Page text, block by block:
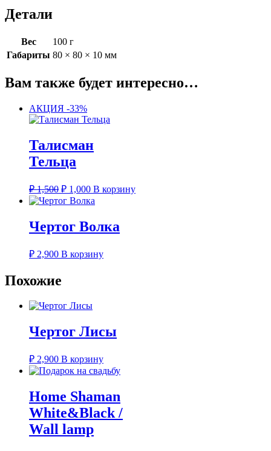
Детали
Вес
100 г
Габариты 80 × 80 × 10 мм
Вам также будет интересно…
АКЦИЯ -33%
Талисман
Тельца
₽1,500 Первоначальная
цена
составляла
₽ 1,500.
₽ 1,000Текущая
цена:
В корзину
Чертог Волка
₽ 2,900 В корзину
Похожие
Чертог Лисы
₽ 2,900 В корзину
Home Shaman
White&Black /
Wall lamp